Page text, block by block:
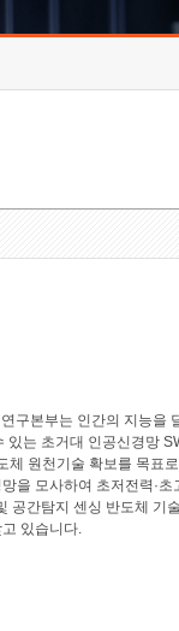
부
구본부는 인간의 지능을
는 초거대 인공신경망
체 원천기술 확보를 목표
을 모사하여 초저전력·초
공간탐지 센싱 반도체 기
있습니다.